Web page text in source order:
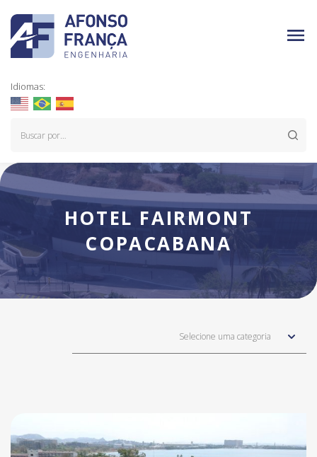
Idiomas:
HOTEL FAIRMONT
COPACABANA
Selecione uma categoria